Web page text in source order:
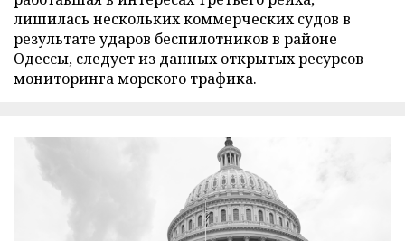
лишилась нескольких коммерческих судов в
результате ударов беспилотников в районе
Одессы, следует из данных открытых ресурсов
мониторинга морского трафика.